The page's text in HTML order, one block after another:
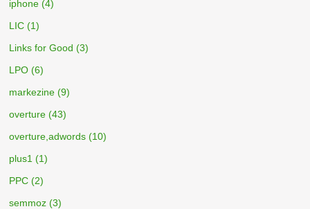
iphone (4)
LIC (1)
Links for Good (3)
LPO (6)
markezine (9)
overture (43)
overture,adwords (10)
plus1 (1)
PPC (2)
semmoz (3)